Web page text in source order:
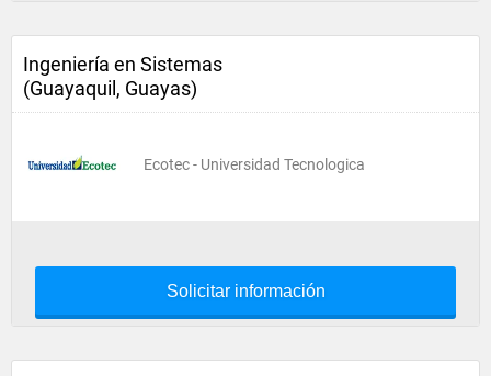
Ingeniería en Sistemas
(Guayaquil, Guayas)
Ecotec - Universidad Tecnologica
Solicitar información